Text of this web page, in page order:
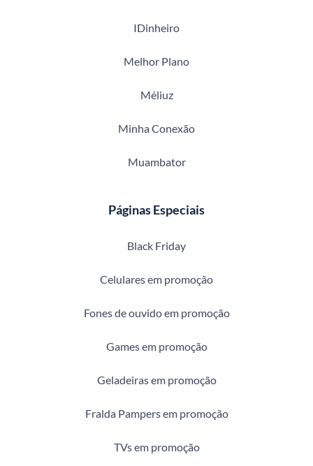
IDinheiro
Melhor Plano
Méliuz
Minha Conexão
Muambator
Páginas Especiais
Black Friday
Celulares em promoção
Fones de ouvido em promoção
Games em promoção
Geladeiras em promoção
Fralda Pampers em promoção
TVs em promoção